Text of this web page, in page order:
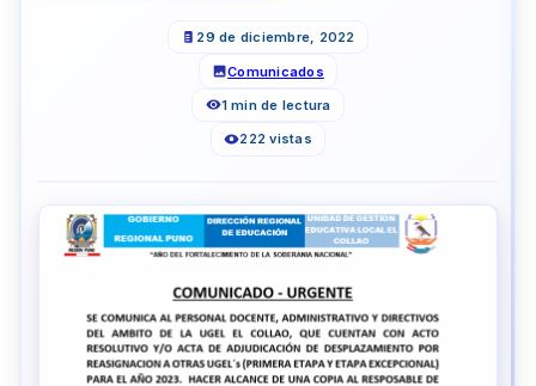
29 de diciembre, 2022
Comunicados
1 min de lectura
222 vistas